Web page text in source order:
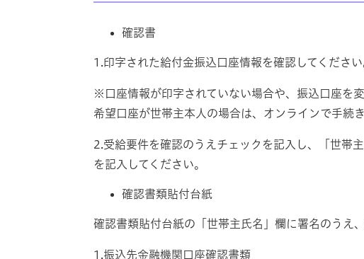
確認書
1.印字された給付金振込口座情報を確認してください
※口座情報が印字されていない場合や、振込口座を
希望口座が世帯主本人の場合は、オンラインで手続
2.受給要件を確認のうえチェックを記入し、「世帯
を記入してください。
確認書類貼付台紙
確認書類貼付台紙の「世帯主氏名」欄に署名のうえ
1.振込先金融機関口座確認書類